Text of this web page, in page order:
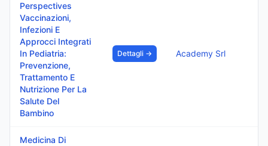
Perspectives
Vaccinazioni,
Infezioni E
Approcci Integrati
In Pediatria:
Prevenzione,
Trattamento E
Nutrizione Per La
Salute Del
Bambino
Dettagli → Academy Srl
Medicina Di